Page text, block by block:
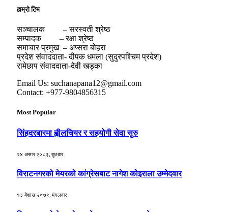
हाम्रो टिम
सञ्चालक – सरस्वती श्रेष्ठ
सम्पादक – रक्षा श्रेष्ठ
समाचार प्रमुख – अप्सरा बोहरा
प्रदेश संवाददाता- दीपक धमला (सुदुरपश्चिम प्रदेश)
रामेछाप संवाददाता-देवी खड्का
Email Us: suchanapana12@gmail.com
Contact: +977-9804856315
Most Popular
सिंहदरबारमा ह्वीलचियर र सहयोगी सेवा सुरु
२४ असार २०८३, बुधबार
विराटनगरको मेयरको कांग्रेसबाट नागेश कोइराला उम्मेदवार
१३ बैशाख २०७९, मंगलवार